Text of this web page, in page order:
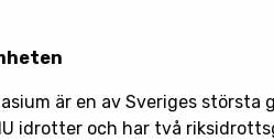
är en av Sveriges största
idrotter och har två